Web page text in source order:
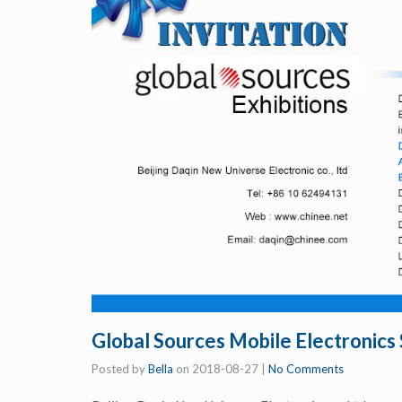
Global Sources Mobile Electronics
Posted byBella on 2018-08-27 | No Comments